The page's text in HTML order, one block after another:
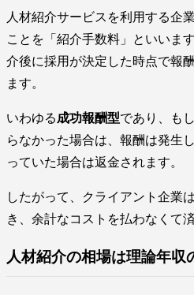
人材紹介サービスを利用する企
ことを「紹介手数料」といいま
介後に採用が決定した時点で報
ます。
いわゆる成功報酬型であり、も
らなかった場合は、報酬は発生
っていた場合は返金されます。
したがって、クライアント企業
き、余計なコストを払わなくて
人材紹介の相場は理論年収